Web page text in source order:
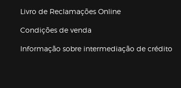
Livro de Reclamações Online
Condições de venda
Informação sobre intermediação de crédito